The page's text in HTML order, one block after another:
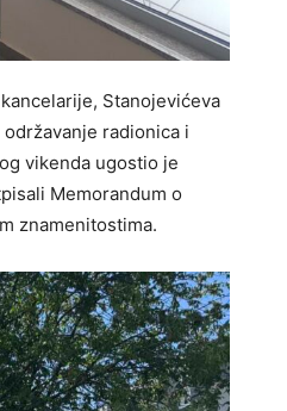
Stanojevićeva
radionica i
vikenda ugostio je
Memorandum o
znamenitostima.